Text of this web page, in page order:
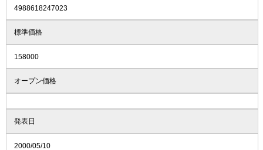
4988618247023
標準価格
158000
オープン価格
発表日
2000/05/10